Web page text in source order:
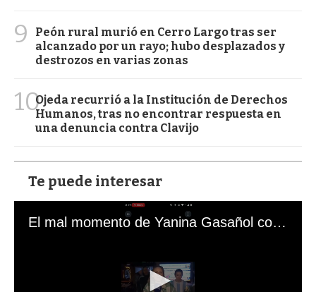
9
Peón rural murió en Cerro Largo tras ser
alcanzado por un rayo; hubo desplazados y
destrozos en varias zonas
10Ojeda recurrió a la Institución de Derechos
Humanos, tras no encontrar respuesta en
una denuncia contra Clavijo
Te puede interesar
El mal momento de Yanina Gasañol con un hincha argentino en "Subrayado"